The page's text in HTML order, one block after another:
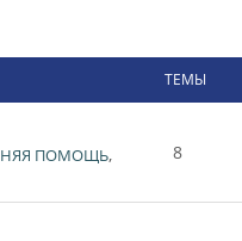
ТЕМЫ
ПОМОЩЬ, 8